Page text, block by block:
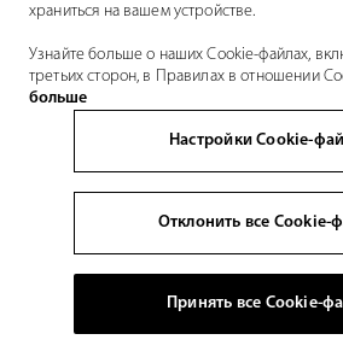
храниться на вашем устройстве.
Узнайте больше о наших Cookie-файлах,
третьих сторон, в Правилах в отношении
больше
Настройки Cookie-
Отклонить все Cookie-
Принять все Cookie-